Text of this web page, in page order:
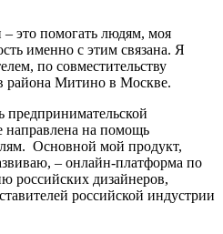
– это помогать людям, моя
именно с этим связана. Я
по совместительству
района Митино в Москве.
направлена на помощь
Основной мой продукт,
– онлайн-платформа по
российских дизайнеров,
российской индустрии